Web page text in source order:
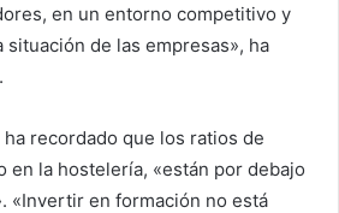
en un entorno competitivo y
de las empresas», ha
recordado que los ratios de
en la hostelería, «están por debajo
«Invertir en formación no está